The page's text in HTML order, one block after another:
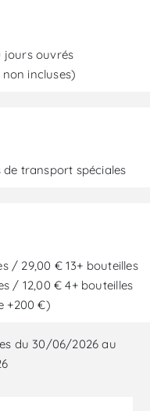
jours ouvrés
incluses)
de transport spéciales
/ 29,00 € 13+ bouteilles
/ 12,00 € 4+ bouteilles
+200 €)
du 30/06/2026 au